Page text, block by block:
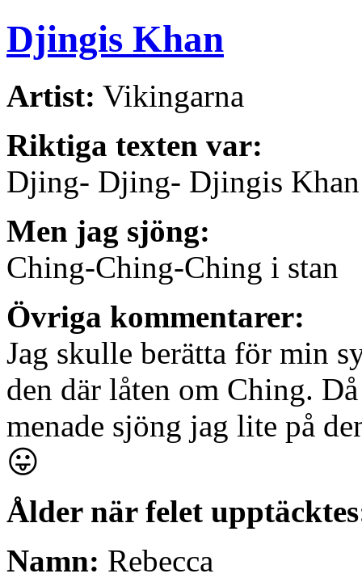
Djingis Khan
Artist: Vikingarna
Riktiga texten var:
Djing- Djing- Djingis Khan
Men jag sjöng:
Ching-Ching-Ching i stan
Övriga kommentarer:
Jag skulle berätta för min
den där låten om Ching.
menade sjöng jag lite på
😛
Ålder när felet
Namn: Rebecca